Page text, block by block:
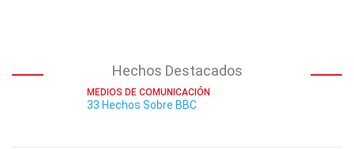
Hechos Destacados
MEDIOS DE COMUNICACIÓN
33 Hechos Sobre BBC